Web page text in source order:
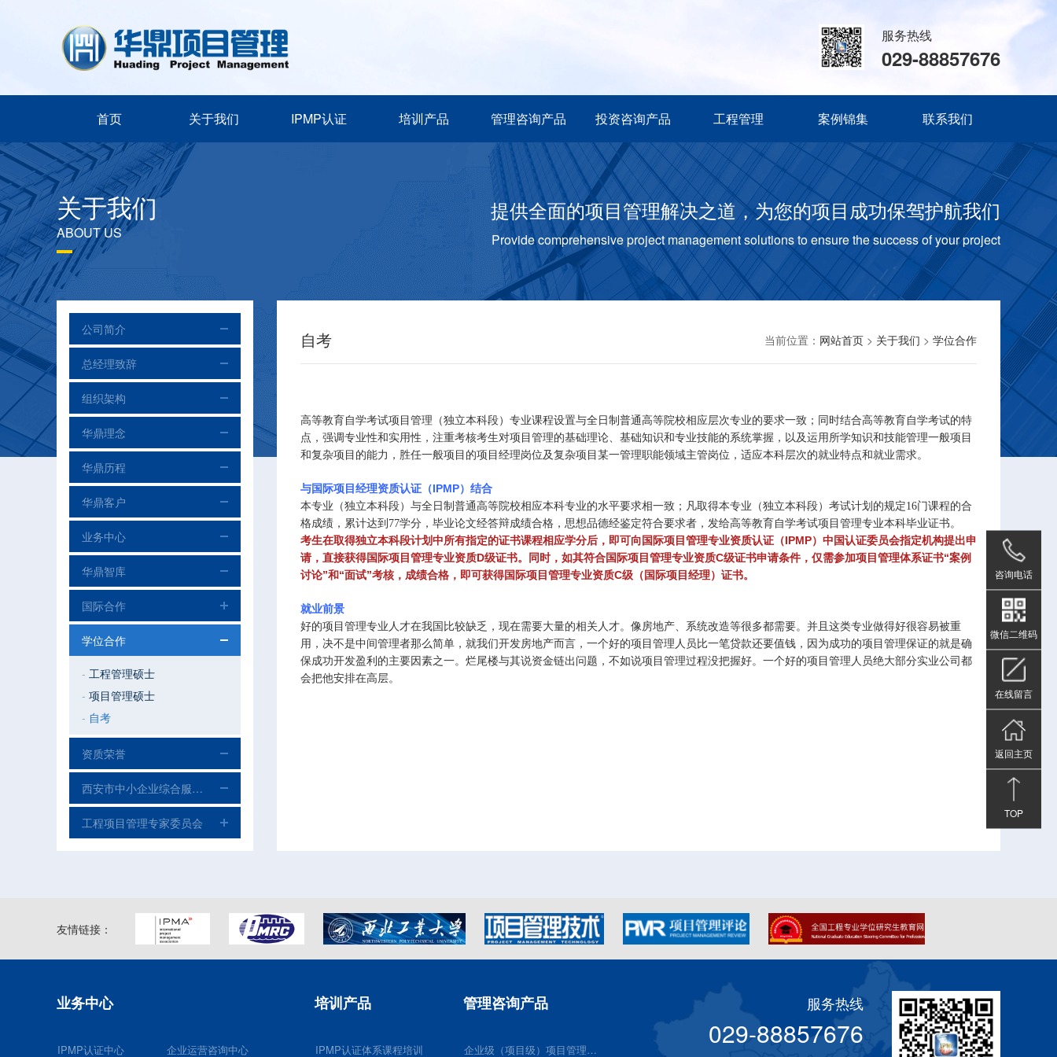
服务热线
029-88857676
首页 关于我们 IPMP认证 培训产品 管理咨询产品 投资咨询产品 工程管理 案例锦集 联系我们
关于我们
ABOUT US
提供全面的项目管理解决之道，为您的项目成功保驾护航我们
Provide comprehensive project management solutions to ensure the success of your project
公司简介
总经理致辞
组织架构
华鼎理念
华鼎历程
华鼎客户
业务中心
华鼎智库
国际合作
学位合作
- 工程管理硕士
- 项目管理硕士
- 自考
资质荣誉
西安市中小企业综合服务平台
工程项目管理专家委员会
自考 当前位置： 网站首页 > 关于我们 > 学位合作
高等教育自学考试项目管理（独立本科段）专业课程设置与全日制普通高等院校相应层次专业的要求一致；同时结合高等教育自学考试的特
点，强调专业性和实用性，注重考核考生对项目管理的基础理论、基础知识和专业技能的系统掌握，以及运用所学知识和技能管理一般项目
和复杂项目的能力，胜任一般项目的项目经理岗位及复杂项目某一管理职能领域主管岗位，适应本科层次的就业特点和就业需求。
与国际项目经理资质认证（IPMP）结合
本专业（独立本科段）与全日制普通高等院校相应本科专业的水平要求相一致；凡取得本专业（独立本科段）考试计划的规定16门课程的合
格成绩，累计达到77学分，毕业论文经答辩成绩合格，思想品德经鉴定符合要求者，发给高等教育自学考试项目管理专业本科毕业证书。
考生在取得独立本科段计划中所有指定的证书课程相应学分后，即可向国际项目管理专业资质认证（IPMP）中国认证委员会指定机构提出申
请，直接获得国际项目管理专业资质D级证书。同时，如其符合国际项目管理专业资质C级证书申请条件，仅需参加项目管理体系证书“案例
讨论”和“面试”考核，成绩合格，即可获得国际项目管理专业资质C级（国际项目经理）证书。
就业前景
好的项目管理专业人才在我国比较缺乏，现在需要大量的相关人才。像房地产、系统改造等很多都需要。并且这类专业做得好很容易被重
用，决不是中间管理者那么简单，就我们开发房地产而言，一个好的项目管理人员比一笔贷款还要值钱，因为成功的项目管理保证的就是确
保成功开发盈利的主要因素之一。烂尾楼与其说资金链出问题，不如说项目管理过程没把握好。一个好的项目管理人员绝大部分实业公司都
会把他安排在高层。
友情链接：
业务中心
IPMP认证中心 企业运营咨询中心
培训产品
IPMP认证体系课程培训
管理咨询产品
企业级（项目级）项目管理体系
服务热线
029-88857676
咨询电话
微信二维码
在线留言
返回主页
TOP